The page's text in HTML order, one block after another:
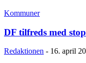
Kommuner
DF tilfreds med
Redaktionen - 16. april